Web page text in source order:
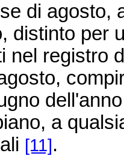
di agosto,
distinto per
nel registro
a
[11].